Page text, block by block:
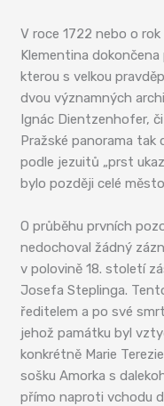
V roce 1722 nebo o
Klementina
kterou s velkou
dvou významných
Ignác Dientzenhofer,
Pražské panorama
podle jezuitů „prst
bylo později celé
O průběhu prvních
nedochoval žádný
v polovině 18. století
Josefa Steplinga.
ředitelem a po své
jehož památku byl
konkrétně Marie
sošku Amorka s
přímo naproti vchodu